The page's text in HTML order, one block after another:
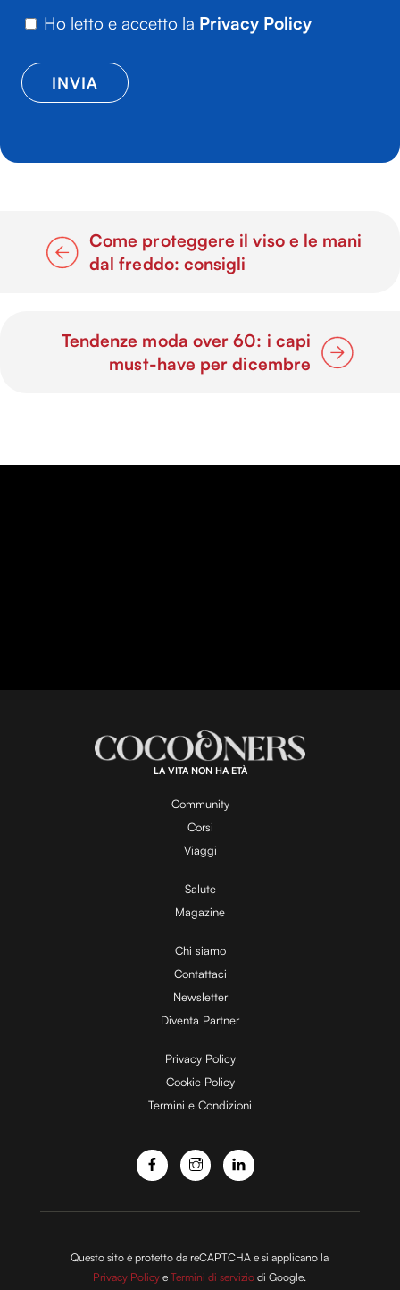
Ho letto e accetto la Privacy Policy
Come proteggere il viso e le mani
dal freddo: consigli
Tendenze moda over 60: i capi
must-have per dicembre
LA VITA NON HA ETÀ
Community
Corsi
Viaggi
Salute
Magazine
Chi siamo
Contattaci
Newsletter
Diventa Partner
Privacy Policy
Cookie Policy
Termini e Condizioni
Questo sito è protetto da reCAPTCHA e si applicano la
Privacy Policy eTermini di servizio di Google.